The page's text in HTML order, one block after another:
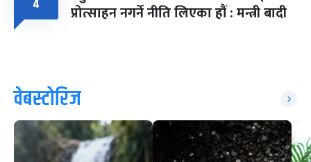
४ प्रोत्साहन नगर्ने नीति लिएका हौं : मन्त्री बादी
वेबस्टोरिज